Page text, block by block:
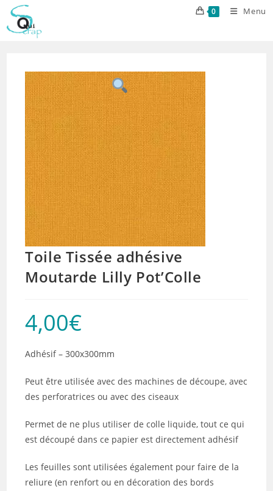
Skip
content
0 Menu
Toile Tissée adhésive
Moutarde Lilly Pot’Colle
4,00€
Adhésif – 300x300mm
Peut être utilisée avec des machines de découpe, avec
des perforatrices ou avec des ciseaux
Permet de ne plus utiliser de colle liquide, tout ce qui
est découpé dans ce papier est directement adhésif
Les feuilles sont utilisées également pour faire de la
reliure (en renfort ou en décoration des bords